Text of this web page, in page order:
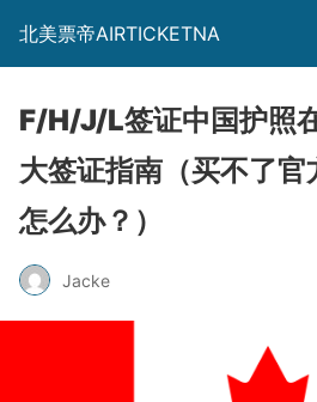
北美票帝AIRTICKETNA
F/H/J/L签证中国护照
大签证指南（买不了
怎么办？）
Jacke